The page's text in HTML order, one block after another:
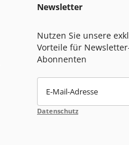
Newsletter
Nutzen Sie unsere
Vorteile für
Abonnenten
E-Mail-Adresse
Datenschutz